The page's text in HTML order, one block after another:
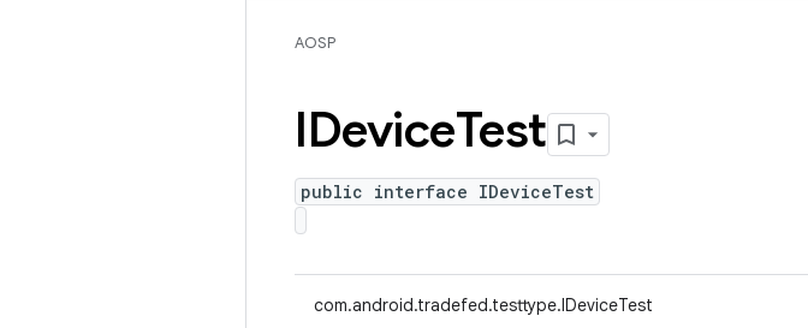
AOSP
IDeviceTest
public interface IDeviceTest
com.android.tradefed.testtype.IDeviceTest